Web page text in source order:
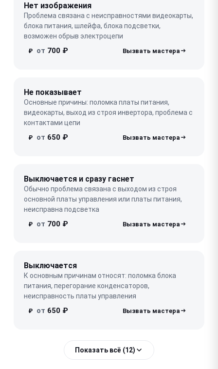
Нет изображения
Проблема связана с неисправностями видеокарты,
блока питания, шлейфа, блока подсветки,
возможен обрыв электроцепи
₽ от 700 ₽
Не показывает
Основные причины: поломка платы питания,
видеокарты, выход из строя инвертора, проблема с
контактами цепи
₽ от 650 ₽
Выключается и сразу гаснет
Обычно проблема связана с выходом из строя
основной платы управления или платы питания,
неисправна подсветка
₽ от 700 ₽
Выключается
К основным причинам относят: поломка блока
питания, перегорание конденсаторов,
неисправность платы управления
₽ от 650 ₽
Показать всё (12)